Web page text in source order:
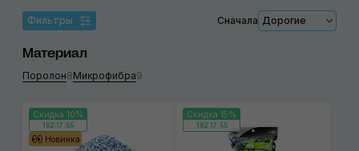
Фильтры Сначала Дорогие
Материал
Поролон8Микрофибра9
Скидка 10%
182:17:55
Новинка
Скидка 15%
182:17:55